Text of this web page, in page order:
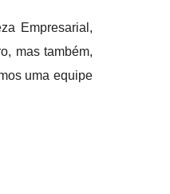
Empresarial,
mas também,
uma equipe